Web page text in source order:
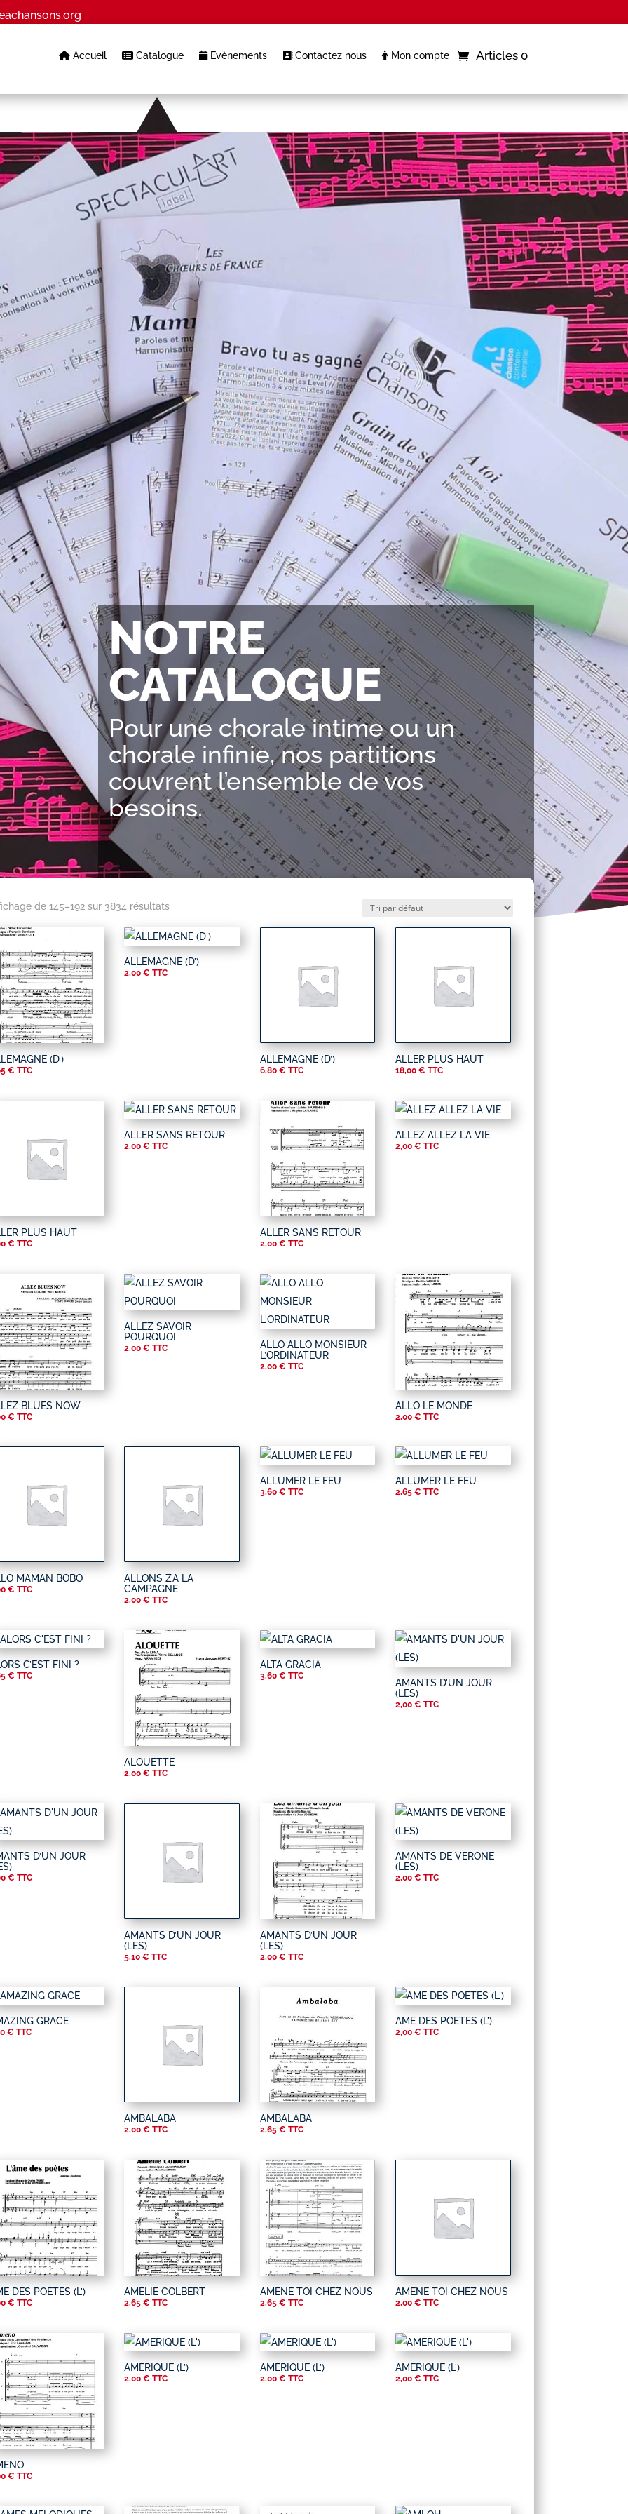
Accueil Catalogue Evènements Contactez nous Mon compte Articles 0
NOTRE
CATALOGUE
Pour une chorale intime ou un
chorale infinie, nos partitions
couvrent l’ensemble de vos
besoins.
de 145–192 sur 3834 résultats
(D’)
€ TTC
ALLEMAGNE (D’)
2,00€ TTC
ALLEMAGNE (D’)
6,80 € TTC
ALLER PLUS HAUT
18,00 € TTC
PLUS HAUT
€ TTC
ALLER SANS RETOUR
2,00€ TTC
ALLER SANS RETOUR
2,00 € TTC
ALLEZ ALLEZ LA VIE
2,00 € TTC
BLUES NOW
€ TTC
ALLEZ SAVOIR
POURQUOI
2,00€ TTC
ALLO ALLO MONSIEUR
L’ORDINATEUR
2,00 € TTC
ALLO LE MONDE
2,00 € TTC
MAMAN BOBO
€ TTC
ALLONS Z’A LA
CAMPAGNE
2,00€ TTC
ALLUMER LE FEU
3,60 € TTC
ALLUMER LE FEU
2,65 € TTC
C’EST FINI ?
€ TTC
ALOUETTE
2,00€ TTC
ALTA GRACIA
3,60 € TTC
AMANTS D’UN JOUR
(LES)
2,00 € TTC
D’UN JOUR
€ TTC
AMANTS D’UN JOUR
(LES)
5,10€ TTC
AMANTS D’UN JOUR
(LES)
2,00 € TTC
AMANTS DE VERONE
(LES)
2,00 € TTC
GRACE
€ TTC
AMBALABA
2,00€ TTC
AMBALABA
2,65 € TTC
AME DES POETES (L’)
2,00 € TTC
DES POETES (L’)
€ TTC
AMELIE COLBERT
2,65€ TTC
AMENE TOI CHEZ NOUS
2,65 € TTC
AMENE TOI CHEZ NOUS
2,00 € TTC
€ TTC
AMERIQUE (L’)
2,00€ TTC
AMERIQUE (L’)
2,00 € TTC
AMERIQUE (L’)
2,00 € TTC